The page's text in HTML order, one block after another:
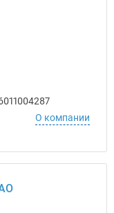
О компании